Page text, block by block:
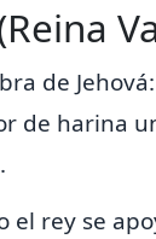
de
de harina
el rey se